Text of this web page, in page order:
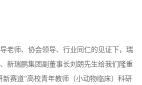
老师、协会领导、行业同仁的见证下，瑞
新瑞鹏集团副董事长刘朗先生给我们隆重
新赛道”高校青年教师（小动物临床）科研